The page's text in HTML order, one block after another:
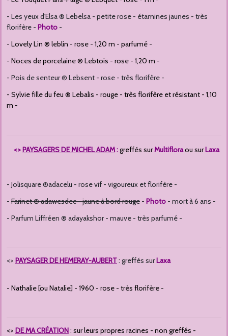
- Les yeux d'Elsa ® Lebelsa - petite rose - étamines jaunes - très
florifère - Photo -
- Lovely Lin ® leblin - rose - 1,20 m - parfumé -
- Noces de porcelaine ® Lebtois - rose - 1,20 m -
- Pois de senteur ® Lebsent - rose - très florifère -
- Sylvie fille du feu ® Lebalis - rouge - très florifère et résistant - 1,10
m -
<>PAYSAGERS DE MICHEL ADAM:greffés surMultifloraou surLaxa
- Jolisquare ®adacelu - rose vif - vigoureux et florifère -
- Farinet ® adawesdec - jaune à bord rouge - Photo - mort à 6 ans -
- Parfum Liffréen ® adayakshor - mauve - très parfumé -
<> PAYSAGER DE HEMERAY-AUBERT: greffés surLaxa
- Nathalie [ou Natalie] - 1960 - rose - très florifère -
<> DE MA CRÉATION: sur leurs propres racines - non greffés -